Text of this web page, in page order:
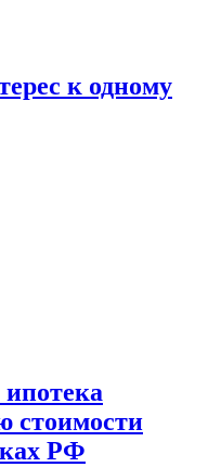
к одному
стоимости
РФ